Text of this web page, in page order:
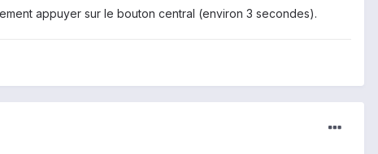
appuyer sur le bouton central (environ 3 secondes).